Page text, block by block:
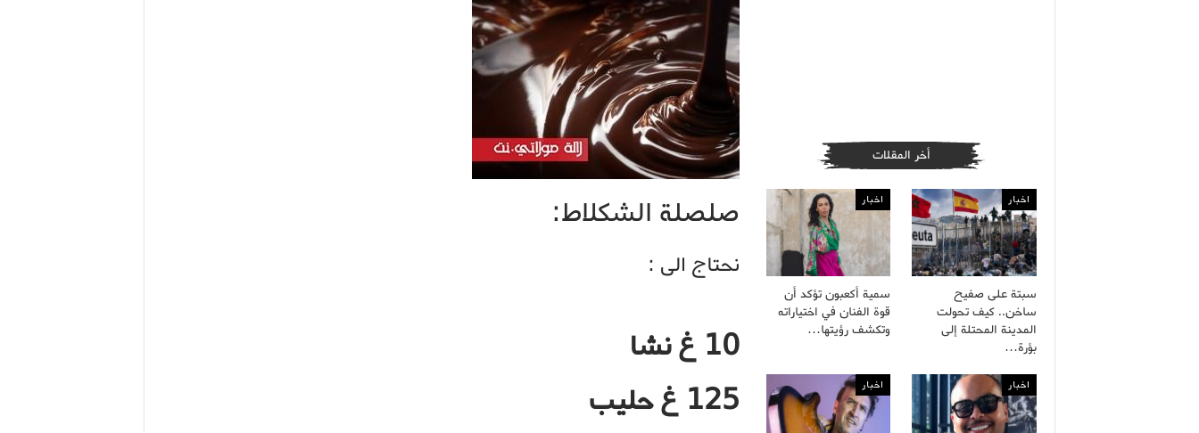
صلصلة الشكلاط:
نحتاج الى :
10 غ نشا
125 غ حليب
أخر المقلات
اخبار
سبتة على صفيح
ساخن.. كيف تحولت
المدينة المحتلة إلى
بؤرة…
اخبار
سمية أكعبون تؤكد أن
قوة الفنان في اختياراته
وتكشف رؤيتها…
اخبار اخبار